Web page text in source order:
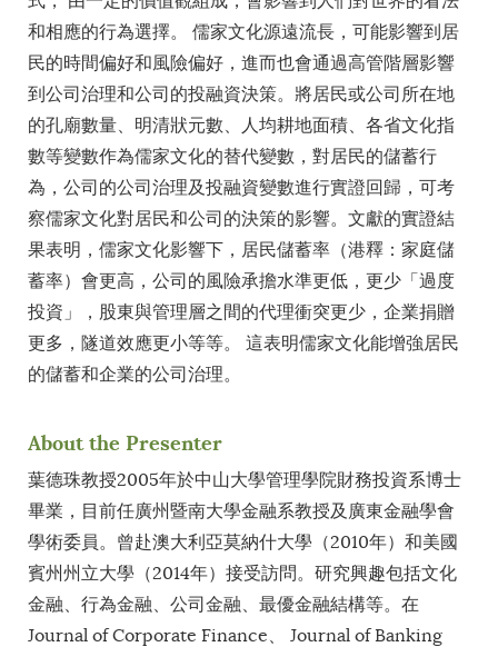
和相應的行為選擇。 儒家文化源遠流長，可能影響到居
民的時間偏好和風險偏好，進而也會通過高管階層影響
到公司治理和公司的投融資決策。將居民或公司所在地
的孔廟數量、明清狀元數、人均耕地面積、各省文化指
數等變數作為儒家文化的替代變數，對居民的儲蓄行
為，公司的公司治理及投融資變數進行實證回歸，可考
察儒家文化對居民和公司的決策的影響。文獻的實證結
果表明，儒家文化影響下，居民儲蓄率（港釋：家庭儲
蓄率）會更高，公司的風險承擔水準更低，更少「過度
投資」，股東與管理層之間的代理衝突更少，企業捐贈
更多，隧道效應更小等等。 這表明儒家文化能增強居民
的儲蓄和企業的公司治理。
About the Presenter
葉德珠教授2005年於中山大學管理學院財務投資系博士
畢業，目前任廣州暨南大學金融系教授及廣東金融學會
學術委員。曾赴澳大利亞莫納什大學（2010年）和美國
賓州州立大學（2014年）接受訪問。研究興趣包括文化
金融、行為金融、公司金融、最優金融結構等。在
Journal of Corporate Finance、 Journal of Banking